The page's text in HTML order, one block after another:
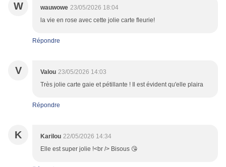
W wauwowe 23/05/2026 18:04
la vie en rose avec cette jolie carte fleurie!
Répondre
V Valou 23/05/2026 14:03
Très jolie carte gaie et pétillante ! Il est évident qu'elle plaira
Répondre
K Karilou 22/05/2026 14:34
Elle est super jolie !<br /> Bisous 😘